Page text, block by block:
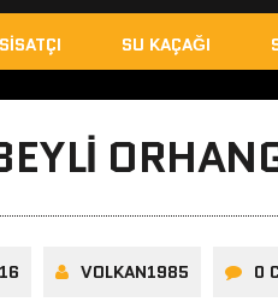
SU KAÇAĞI
VOLKAN1985 0